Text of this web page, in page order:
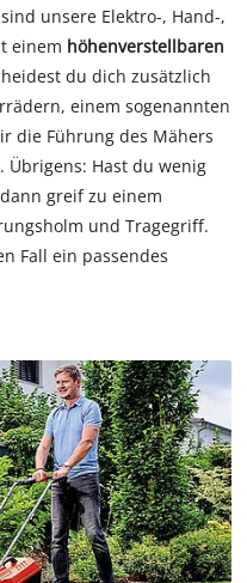
unsere Elektro-, Hand-,
einem höhenverstellbaren
du dich zusätzlich
einem sogenannten
die Führung des Mähers
Übrigens: Hast du wenig
greif zu einem
und Tragegriff.
Fall ein passendes